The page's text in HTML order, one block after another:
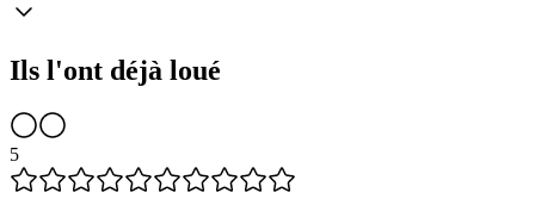
Ils l'ont déjà loué
5